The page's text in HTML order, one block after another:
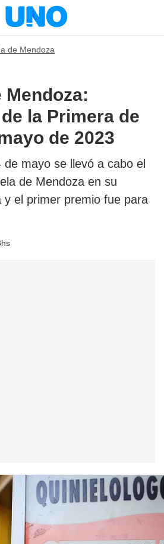
de Mendoza
Mendoza:
la Primera de
de 2023
mayo se llevó a cabo el
de Mendoza en su
y el primer premio fue para